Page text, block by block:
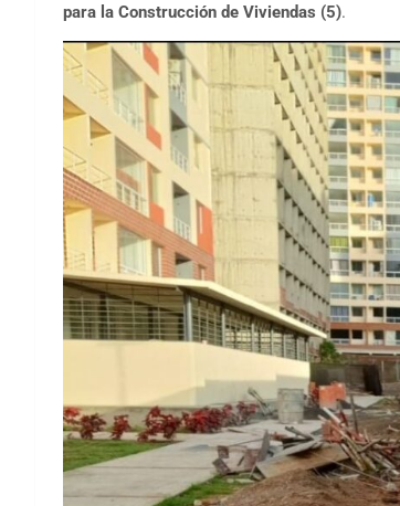
para la Construcción de Viviendas (5).